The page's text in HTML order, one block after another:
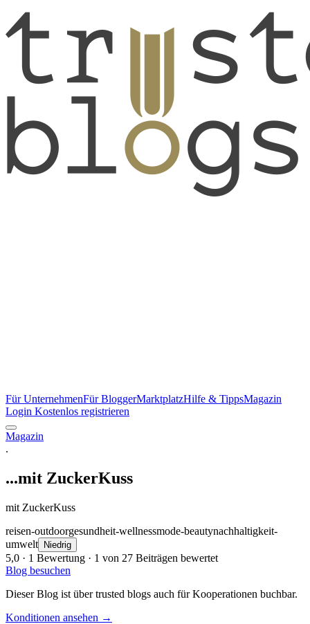
Für UnternehmenFür BloggerMarktplatzHilfe & TippsMagazin
Login Kostenlos registrieren
Magazin
.
...mit ZuckerKuss
mit ZuckerKuss
reisen-outdoorgesundheit-wellnessmode-beautynachhaltigkeit-
umwelt
Niedrig
5,0 · 1 Bewertung · 1 von 27 Beiträgen bewertet
Blog besuchen
Dieser Blog ist über trusted blogs auch für Kooperationen buchbar.
Konditionen ansehen →